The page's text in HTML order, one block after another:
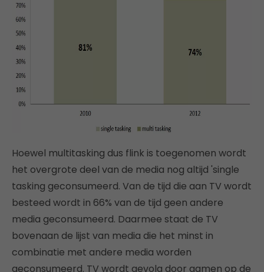
Hoewel multitasking dus flink is toegenomen wordt
het overgrote deel van de media nog altijd 'single
tasking geconsumeerd. Van de tijd die aan TV wordt
besteed wordt in 66% van de tijd geen andere
media geconsumeerd. Daarmee staat de TV
bovenaan de lijst van media die het minst in
combinatie met andere media worden
geconsumeerd. TV wordt gevolg door gamen op de